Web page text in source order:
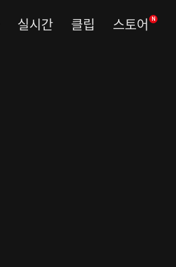
실시간 클립 스토어 N